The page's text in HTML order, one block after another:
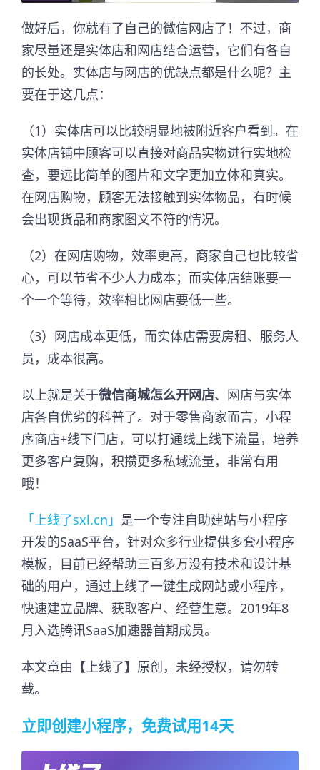
做好后，你就有了自己的微信网店了！不过，商
家尽量还是实体店和网店结合运营，它们有各自
的长处。实体店与网店的优缺点都是什么呢？主
要在于这几点：
（1）实体店可以比较明显地被附近客户看到。在
实体店铺中顾客可以直接对商品实物进行实地检
查，要远比简单的图片和文字更加立体和真实。
在网店购物，顾客无法接触到实体物品，有时候
会出现货品和商家图文不符的情况。
（2）在网店购物，效率更高，商家自己也比较省
心，可以节省不少人力成本；而实体店结账要一
个一个等待，效率相比网店要低一些。
（3）网店成本更低，而实体店需要房租、服务人
员，成本很高。
以上就是关于微信商城怎么开网店、网店与实体
店各自优劣的科普了。对于零售商家而言，小程
序商店+线下门店，可以打通线上线下流量，培养
更多客户复购，积攒更多私域流量，非常有用
哦！
「上线了sxl.cn」 是一个专注自助建站与小程序
开发的SaaS平台，针对众多行业提供多套小程序
模板，目前已经帮助三百多万没有技术和设计基
础的用户，通过上线了一键生成网站或小程序，
快速建立品牌、获取客户、经营生意。2019年8
月入选腾讯SaaS加速器首期成员。​
本文章由【上线了】原创，未经授权，请勿转
载。
立即创建小程序，免费试用14天